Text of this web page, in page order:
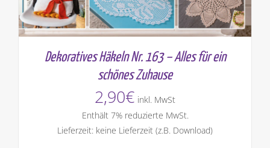
Dekoratives Häkeln Nr. 163 – Alles für ein
schönes Zuhause
2,90€ inkl. MwSt
Enthält 7% reduzierte MwSt.
Lieferzeit: keine Lieferzeit (z.B. Download)